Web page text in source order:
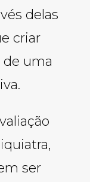
delas
criar
de uma
ser